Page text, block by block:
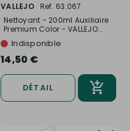
VALLEJO
Ref. 63.067
Nettoyant - 200ml Auxiliaire
Premium Color - VALLEJO...
Indisponible
14,50 €
DÉTAIL